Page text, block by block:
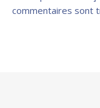
commentaires sont